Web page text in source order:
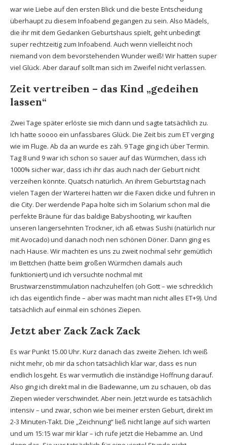
war wie Liebe auf den ersten Blick und die beste Entscheidung
überhaupt zu diesem Infoabend gegangen zu sein. Also Mädels,
die ihr mit dem Gedanken Geburtshaus spielt, geht unbedingt
super rechtzeitig zum Infoabend. Auch wenn vielleicht noch
niemand von dem bevorstehenden Wunder weiß! Wir hatten super
viel Glück. Aber darauf sollt man sich im Zweifel nicht verlassen.
Zeit vertreiben – das Kind „gedeihen
lassen“
Zwei Tage später erlöste sie mich dann und sagte tatsächlich zu.
Ich hatte soooo ein unfassbares Glück. Die Zeit bis zum ET verging
wie im Fluge. Ab da an wurde es zäh. 9 Tage ging ich über Termin.
Tag 8 und 9 war ich schon so sauer auf das Würmchen, dass ich
1000% sicher war, dass ich ihr das auch nach der Geburt nicht
verzeihen könnte. Quatsch natürlich. An ihrem Geburtstag nach
vielen Tagen der Warterei hatten wir die Faxen dicke und fuhren in
die City. Der werdende Papa holte sich im Solarium schon mal die
perfekte Bräune für das baldige Babyshooting, wir kauften
unseren langersehnten Trockner, ich aß etwas Sushi (natürlich nur
mit Avocado) und danach noch nen schönen Döner. Dann ging es
nach Hause. Wir machten es uns zu zweit nochmal sehr gemütlich
im Bettchen (hatte beim großen Würmchen damals auch
funktioniert) und ich versuchte nochmal mit
Brustwarzenstimmulation nachzuhelfen (oh Gott – wie schrecklich
ich das eigentlich finde – aber was macht man nicht alles ET+9). Und
tatsächlich auf einmal ein schönes Ziepen.
Jetzt aber Zack Zack Zack
Es war Punkt 15.00 Uhr. Kurz danach das zweite Ziehen. Ich weiß
nicht mehr, ob mir da schon tatsächlich klar war, dass es nun
endlich losgeht. Es war vermutlich die inständige Hoffnung darauf.
Also ging ich direkt mal in die Badewanne, um zu schauen, ob das
Ziepen wieder verschwindet. Aber nein. Jetzt wurde es tatsächlich
intensiv – und zwar, schon wie bei meiner ersten Geburt, direkt im
2-3 Minuten-Takt. Die „Zeichnung“ ließ nicht lange auf sich warten
und um 15:15 war mir klar – ich rufe jetzt die Hebamme an. Und